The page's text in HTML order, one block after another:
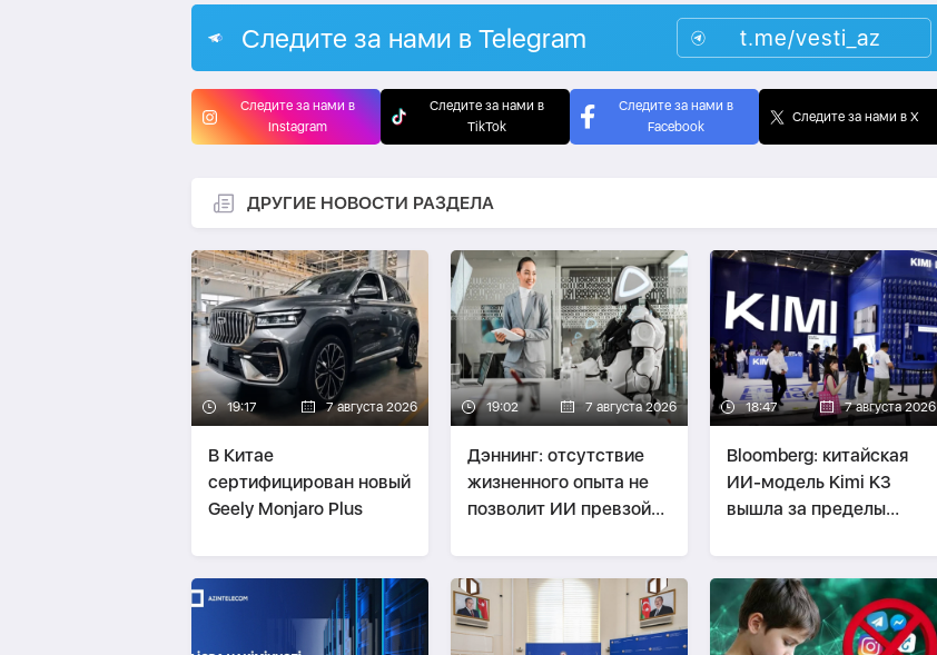
Следите за нами в Telegram t.me/vesti_az
Следите за нами в
Instagram
Следите за нами в
TikTok
Следите за нами в
Facebook
Следите за нами в X
ДРУГИЕ НОВОСТИ РАЗДЕЛА
19:17 7 августа 2026
В Китае
сертифицирован новый
Geely Monjaro Plus
19:02 7 августа 2026
Дэннинг: отсутствие
жизненного опыта не
позволит ИИ превзойти
18:47 7 августа 2026
Bloomberg: китайская
ИИ-модель Kimi K3
вышла за пределы